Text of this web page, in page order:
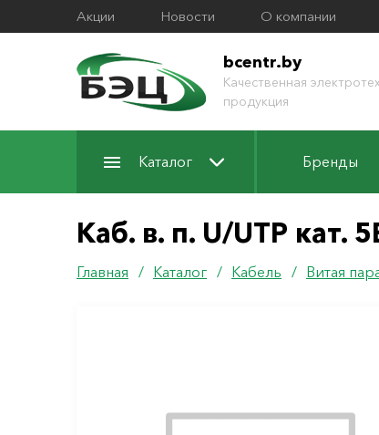
Акции Новости О компании
bcentr.by
Качественная
продукция
Каталог Бренды
Каб. в. п. U/UTP кат.
Главная / Каталог / Кабель / Витая